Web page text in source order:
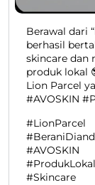
Berawal dari
berhasil
skincare dan
produk lokal
Lion Parcel
#AVOSKIN
#LionParcel
#AVOSKIN
#ProdukLokal
#Skincare